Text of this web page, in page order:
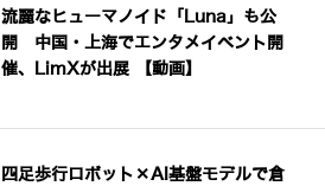
流麗なヒューマノイド「Luna」も公
開 中国・上海でエンタメイベント開
催、LimXが出展 【動画】
四足歩行ロボット×AI基盤モデルで倉